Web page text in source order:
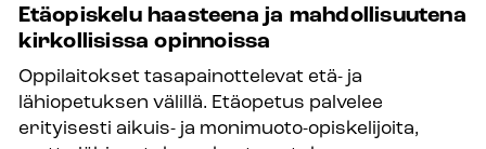
Etäopiskelu haasteena ja mahdollisuutena
kirkollisissa opinnoissa
Oppilaitokset tasapainottelevat etä- ja
lähiopetuksen välillä. Etäopetus palvelee
erityisesti aikuis- ja monimuoto-opiskelijoita,